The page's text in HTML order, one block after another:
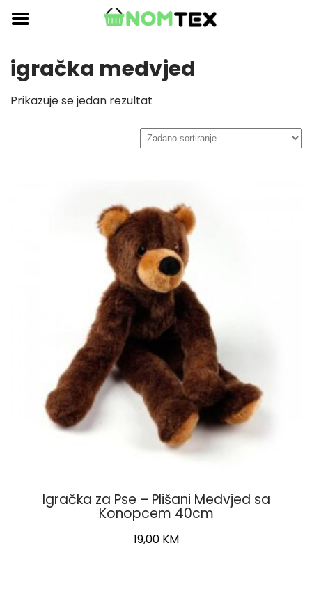
Skip
content
igračka medvjed
Prikazuje se jedan rezultat
Igračka za Pse – Plišani Medvjed sa
Konopcem 40cm
19,00 KM